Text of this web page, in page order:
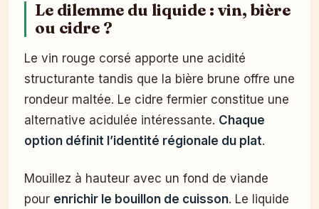
Le dilemme du liquide : vin, bière
ou cidre ?
Le vin rouge corsé apporte une acidité
structurante tandis que la bière brune offre une
rondeur maltée. Le cidre fermier constitue une
alternative acidulée intéressante. Chaque
option définit l’identité régionale du plat.
Mouillez à hauteur avec un fond de viande
pour enrichir le bouillon de cuisson. Le liquide